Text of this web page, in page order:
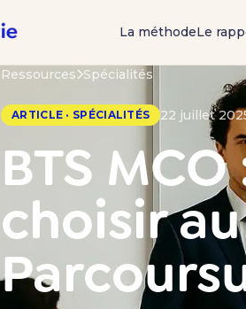
La méthodeLe
Ressources Spécialités
ARTICLE · SPÉCIALITÉS 22 juillet
BTS
choisir